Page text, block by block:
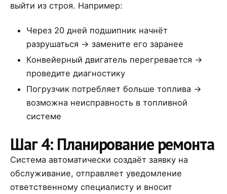
выйти из строя. Например:
Через 20 дней подшипник начнёт
разрушаться → замените его заранее
Конвейерный двигатель перегревается →
проведите диагностику
Погрузчик потребляет больше топлива →
возможна неисправность в топливной
системе
Шаг 4: Планирование ремонта
Система автоматически создаёт заявку на
обслуживание, отправляет уведомление
ответственному специалисту и вносит